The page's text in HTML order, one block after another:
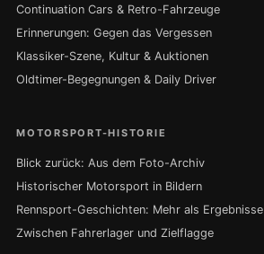
Continuation Cars & Retro-Fahrzeuge
Erinnerungen: Gegen das Vergessen
Klassiker-Szene, Kultur & Auktionen
Oldtimer-Begegnungen & Daily Driver
MOTORSPORT-HISTORIE
Blick zurück: Aus dem Foto-Archiv
Historischer Motorsport in Bildern
Rennsport-Geschichten: Mehr als Ergebnisse
Zwischen Fahrerlager und Zielflagge